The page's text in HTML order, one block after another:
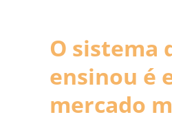
O sistema
ensinou é
mercado